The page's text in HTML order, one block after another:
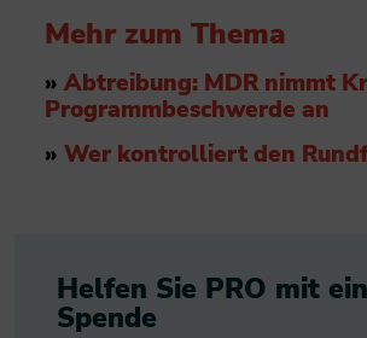
Mehr zum Thema
» Abtreibung: MDR nimmt
Programmbeschwerde an
» Wer kontrolliert den
Helfen Sie PRO mit
Spende